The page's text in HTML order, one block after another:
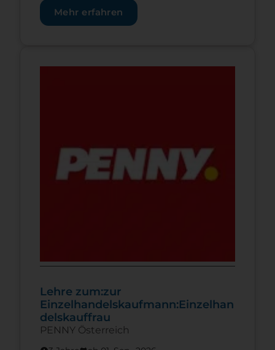
Standort: Unterradlberg
Vertragsart: Vollzeit Job-Code: 4628
Abteilung: Produktion Das lernst Du
Übernahme von Produktionsprozessen
Tag […]
Mehr erfahren
Lehre zum:zur
Einzelhandelskaufmann:Einzelhan
delskauffrau
PENNY Österreich